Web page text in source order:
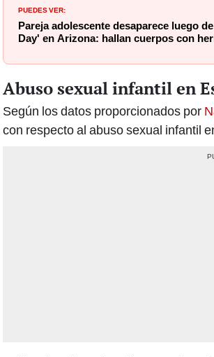
PUEDES VER:
Pareja adolescente desaparece luego
Day' en Arizona: hallan cuerpos con
Abuso sexual infantil en
Según los datos proporcionados por
con respecto al abuso sexual infantil